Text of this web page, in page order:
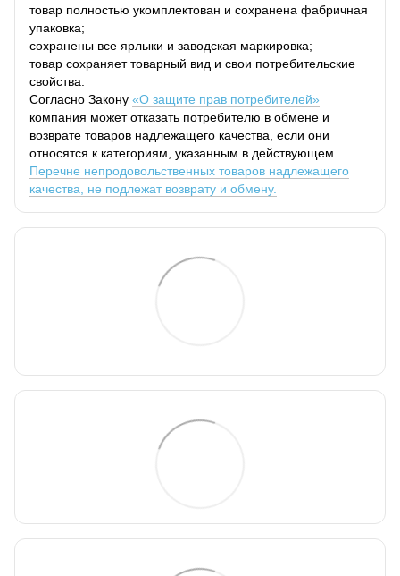
товар полностью укомплектован и сохранена фабричная
упаковка;
сохранены все ярлыки и заводская маркировка;
товар сохраняет товарный вид и свои потребительские
свойства.
Согласно Закону «О защите прав потребителей»
компания может отказать потребителю в обмене и
возврате товаров надлежащего качества, если они
относятся к категориям, указанным в действующем
Перечне непродовольственных товаров надлежащего
качества, не подлежат возврату и обмену.